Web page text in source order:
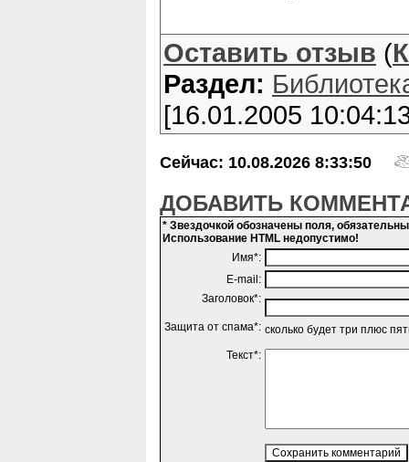
Оставить отзыв (
Раздел:
[16.01.2005
Сейчас: 10.08.2026 8:33:50
ДОБАВИТЬ
* Звездочкой обозначены поля,
Использование HTML недопустимо!
Имя*:
E-mail:
Заголовок*:
Защита от спама*: сколько будет три плюс
Текст*: